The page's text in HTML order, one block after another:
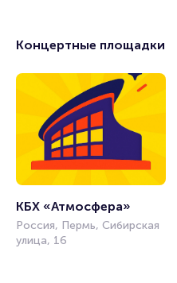
Концертные площадки
КБХ «Атмосфера»
Россия, Пермь, Сибирская
улица, 16